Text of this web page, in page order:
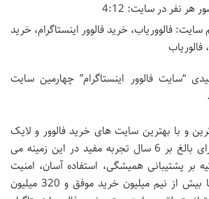
نفر در سایت: 4:12
فالووریاب، خرید فالوور اینستاگرام، خرید
فالوریاب
“سایت فالوور اینستاگرام” چهارمین سایت
ترین و با بهترین سایت های خرید فالوور و لایک
اینستاگرام است که دارای بالغ بر 6 سال تجربه مفید در این زمینه می
بر پشتیبانی همیشگی، استفاده آسان، امنیت
خرید و قیمت رقابتی با بیش از نیم میلیون خرید موفق و 320 میلیون